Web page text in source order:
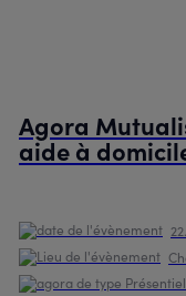
Agora
aide à